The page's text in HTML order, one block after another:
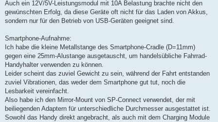
Auch ein 12V/5V-Leistungsmodul mit 10A Belastung brachte nicht den
gewünschten Erfolg, da diese Geräte oft nicht für das Laden von Akkus,
sondern nur für den Betrieb von USB-Geräten geeignet sind.
Smartphone-Aufnahme:
Ich habe die kleine Metallstange des Smartphone-Cradle (D=11mm)
gegen eine 25mm-Alustange ausgetauscht, um handelsübliche Fahrrad-
Handyhalter verwenden zu können.
Leider scheint das zuviel Gewicht zu sein, während der Fahrt entstanden
zuviel Vibrationen, das weder dem Smartphone gut tut, noch die
Lesbarkeit vereinfacht.
Also habe ich den Mirror-Mount von SP-Connect verwendet, der mit
beiliegenden Adaptern für unterschiedliche Durchmesser ausgestattet ist.
Sowohl das Handy direkt angebracht, als auch mit dem Charging Module